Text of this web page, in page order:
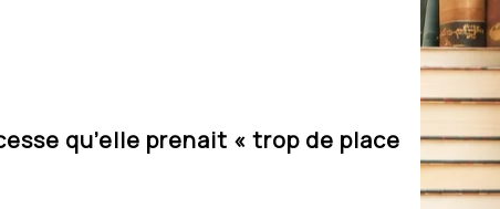
qu’elle prenait « trop de place